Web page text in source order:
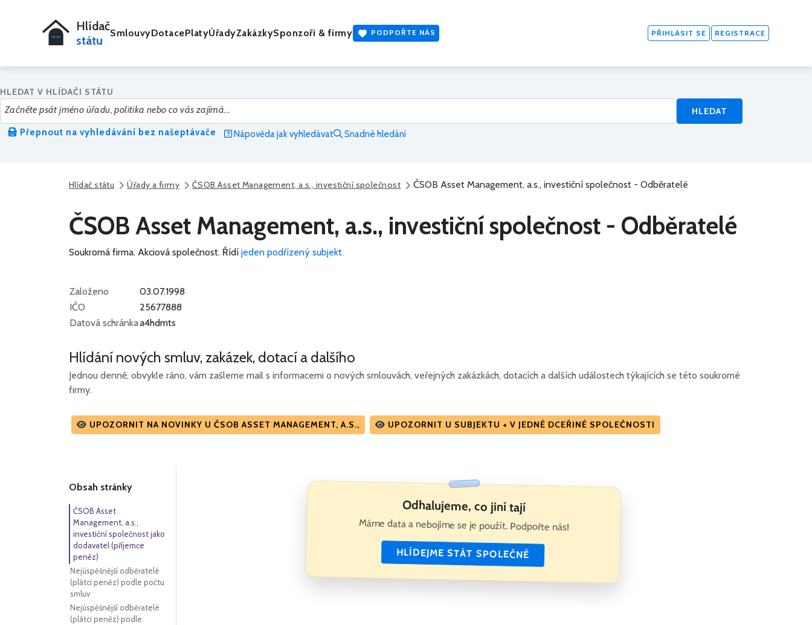
Hlídač
státu
SmlouvyDotacePlatyÚřadyZakázkySponzoři & firmy PODPOŘTE NÁS PŘIHLÁSIT SE REGISTRACE
HLEDAT V HLÍDAČI STÁTU
HLEDAT
Přepnout na vyhledávání bez našeptávače
Nápověda jak vyhledávat Snadné hledání
Hlídač státu Úřady a firmy ČSOB Asset Management, a.s., investiční společnost ČSOB Asset Management, a.s., investiční společnost - Odběratelé
ČSOB Asset Management, a.s., investiční společnost - Odběratelé
Soukromá firma. Akciová společnost. Řídí jeden podřízený subjekt.
Založeno
03.07.1998
IČO
25677888
Datová schránkaa4hdmts
Hlídání nových smluv, zakázek, dotací a dalšího
Jednou denně, obvykle ráno, vám zašleme mail s informacemi o nových smlouvách, veřejných zakázkách, dotacích a dalších událostech týkajících se této soukromé
firmy.
UPOZORNIT NA NOVINKY U ČSOB ASSET MANAGEMENT, A.S., UPOZORNIT U SUBJEKTU + V JEDNÉ DCEŘINÉ SPOLEČNOSTI
Obsah stránky
ČSOB Asset
Management, a.s.,
investiční společnost jako
dodavatel (příjemce
peněz)
Nejúspěšnější odběratelé
(plátci peněz) podle počtu
smluv
Nejúspěšnější odběratelé
(plátci peněz) podle
Odhalujeme, co jiní tají
Máme data a nebojíme se je použít. Podpořte nás!
HLÍDEJME STÁT SPOLEČNĚ